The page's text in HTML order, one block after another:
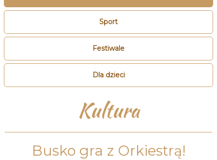
Sport
Festiwale
Dla dzieci
Kultura
Busko gra z Orkiestrą!